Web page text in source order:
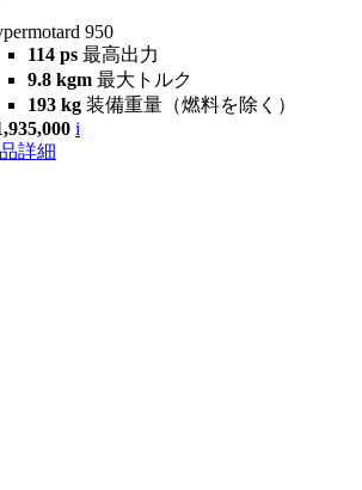
950
114 ps 最高出力
9.8 kgm 最大トルク
193 kg 装備重量（燃料を除く）
i
詳細